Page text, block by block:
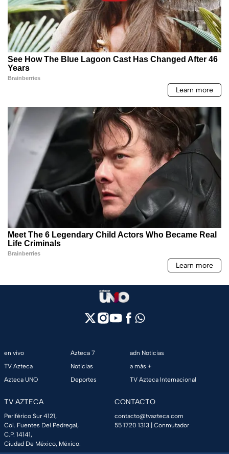
en vivo
TV Azteca
Azteca UNO
Azteca 7
Noticias
Deportes
adn Noticias
a más +
TV Azteca Internacional
TV AZTECA
Periférico Sur 4121,
Col. Fuentes Del Pedregal,
C.P. 14141,
Ciudad De México, México.
CONTACTO
contacto@tvazteca.com
55 1720 1313 | Conmutador